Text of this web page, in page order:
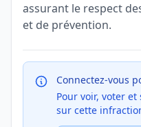
assurant le respect
et de prévention.
Connectez-vous
Pour voir, voter
sur cette